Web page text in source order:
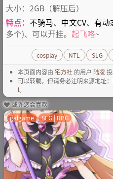
大小：2GB（解压后）
特点： 不骑马、中文CV、有
多个)、可以开挂。 起飞咯~
cosplay NTL SLG
本页面内容由 宅方社 的用户 陆凌
可以转载，但请务必注明来源地址：
l。
或许您会喜欢
galgame SLG | RPG